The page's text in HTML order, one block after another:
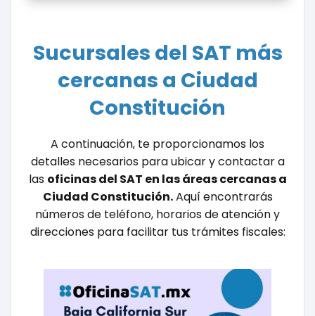
Sucursales del SAT más
cercanas a Ciudad
Constitución
A continuación, te proporcionamos los
detalles necesarios para ubicar y contactar a
las oficinas del SAT en las áreas cercanas a
Ciudad Constitución.Aquí encontrarás
números de teléfono, horarios de atención y
direcciones para facilitar tus trámites fiscales: